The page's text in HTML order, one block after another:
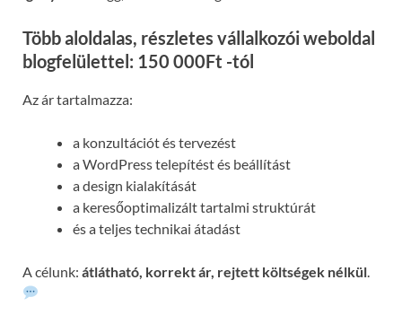
Több aloldalas, részletes vállalkozói weboldal
blogfelülettel: 150 000Ft -tól
Az ár tartalmazza:
a konzultációt és tervezést
a WordPress telepítést és beállítást
a design kialakítását
a keresőoptimalizált tartalmi struktúrát
és a teljes technikai átadást
A célunk: átlátható, korrekt ár, rejtett költségek nélkül